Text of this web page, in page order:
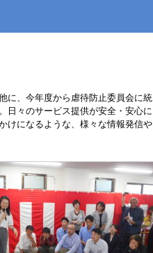
に、今年度から虐待防止委員会に統
日々のサービス提供が安全・安心に
けになるような、様々な情報発信や